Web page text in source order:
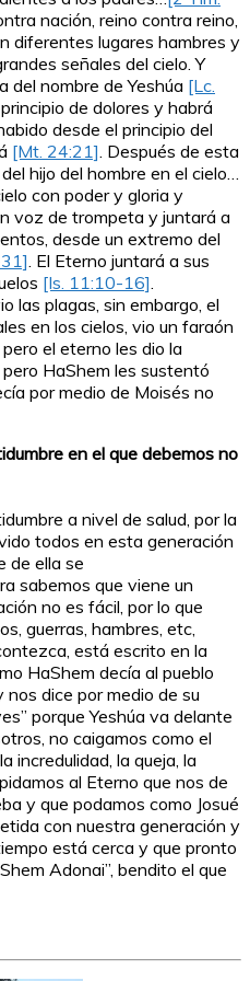
nación, reino contra reino,
diferentes lugares hambres y
señales del cielo. Y
del nombre de Yeshúa [Lc.
de dolores y habrá
desde el principio del
[Mt. 24:21]. Después de esta
hijo del hombre en el cielo…
con poder y gloria y
voz de trompeta y juntará a
desde un extremo del
. El Eterno juntará a sus
[Is. 11:10-16].
las plagas, sin embargo, el
en los cielos, vio un faraón
el eterno les dio la
HaShem les sustentó
por medio de Moisés no
en el que debemos no
a nivel de salud, por la
todos en esta generación
de ella se
sabemos que viene un
no es fácil, por lo que
guerras, hambres, etc,
está escrito en la
HaShem decía al pueblo
nos dice por medio de su
porque Yeshúa va delante
no caigamos como el
incredulidad, la queja, la
al Eterno que nos de
y que podamos como Josué
con nuestra generación y
está cerca y que pronto
Adonai”, bendito el que